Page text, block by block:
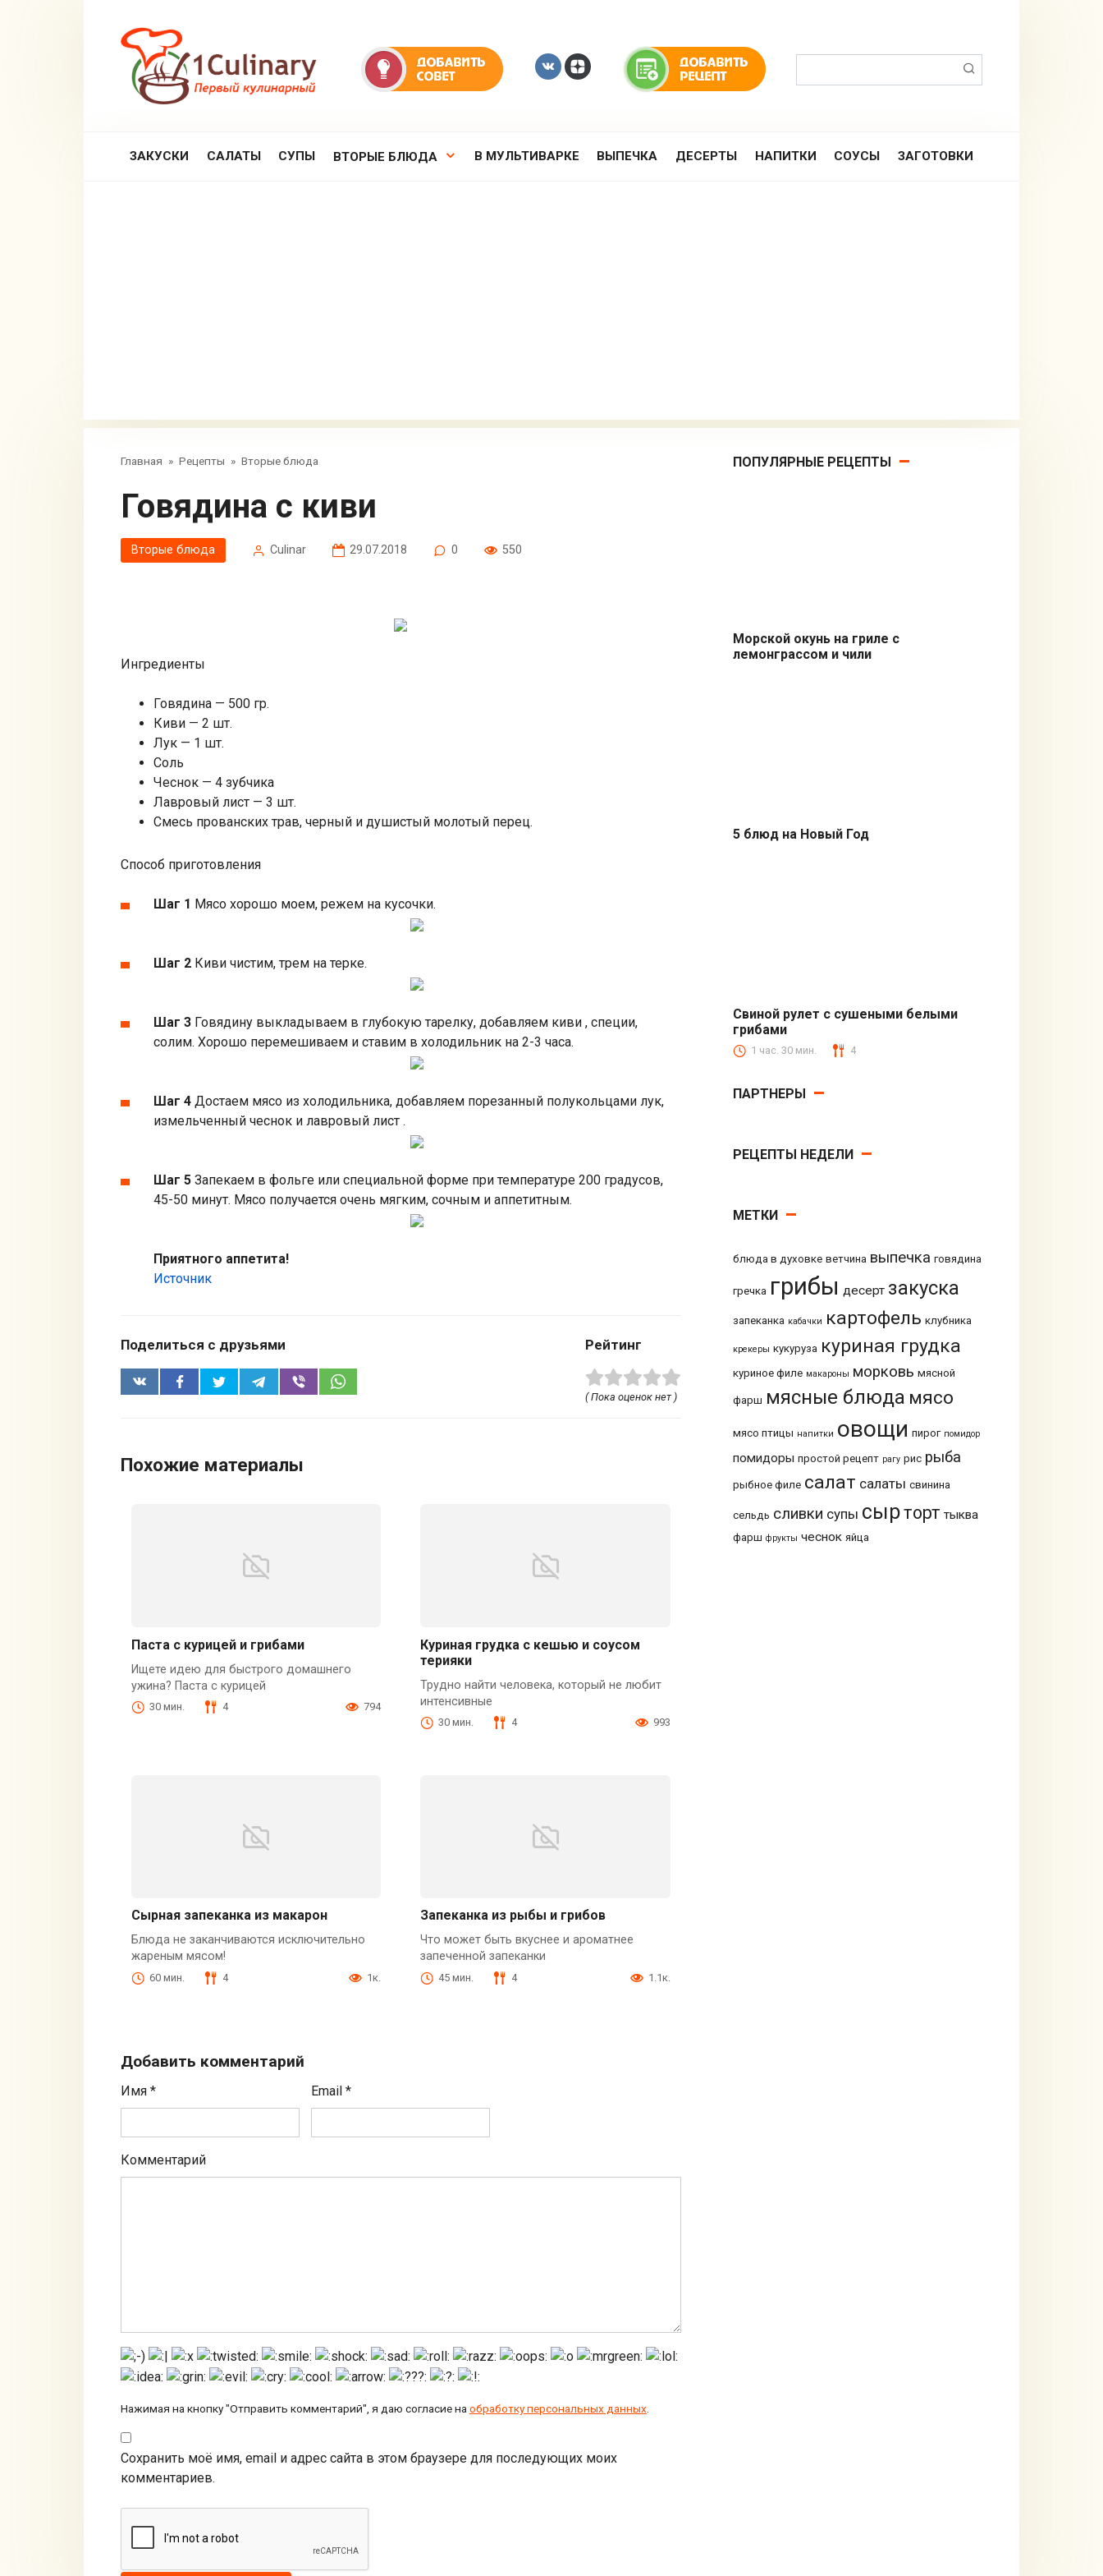
ЗАКУСКИ САЛАТЫ СУПЫ ВТОРЫЕ БЛЮДА В МУЛЬТИВАРКЕ ВЫПЕЧКА ДЕСЕРТЫ НАПИТКИ СОУСЫ ЗАГОТОВКИ
Главная » Рецепты » Вторые блюда
Говядина с киви
Вторые блюда Сulinar 29.07.2018 0 550
Ингредиенты
Говядина — 500 гр.
Киви — 2 шт.
Лук — 1 шт.
Соль
Чеснок — 4 зубчика
Лавровый лист — 3 шт.
Смесь прованских трав, черный и душистый молотый перец.
Способ приготовления
Шаг 1 Мясо хорошо моем, режем на кусочки.
Шаг 2 Киви чистим, трем на терке.
Шаг 3 Говядину выкладываем в глубокую тарелку, добавляем киви , специи,
солим. Хорошо перемешиваем и ставим в холодильник на 2-3 часа.
Шаг 4 Достаем мясо из холодильника, добавляем порезанный полукольцами лук,
измельченный чеснок и лавровый лист .
Шаг 5 Запекаем в фольге или специальной форме при температуре 200 градусов,
45-50 минут. Мясо получается очень мягким, сочным и аппетитным.
Приятного аппетита!
Источник
Поделиться с друзьями Рейтинг
( Пока оценок нет )
Похожие материалы
Паста с курицей и грибами
Ищете идею для быстрого домашнего
ужина? Паста с курицей
30 мин. 4 794
Куриная грудка с кешью и соусом
терияки
Трудно найти человека, который не любит
интенсивные
30 мин. 4 993
Сырная запеканка из макарон
Блюда не заканчиваются исключительно
жареным мясом!
60 мин. 4 1к.
Запеканка из рыбы и грибов
Что может быть вкуснее и ароматнее
запеченной запеканки
45 мин. 4 1.1к.
Добавить комментарий
Имя * Email*
Комментарий
Нажимая на кнопку "Отправить комментарий", я даю согласие на обработку персональных данных
Сохранить моё имя, email и адрес сайта в этом браузере для последующих моих
комментариев.
ПОПУЛЯРНЫЕ РЕЦЕПТЫ
Из рыбы
Морской окунь на гриле с
лемонграссом и чили
5 блюд на Новый Год
Вторые блюда
Свиной рулет с сушеными белыми
грибами
1 час. 30 мин. 4
ПАРТНЕРЫ
РЕЦЕПТЫ НЕДЕЛИ
МЕТКИ
блюда в духовке ветчина выпечка говядина
гречка грибы десерт закуска
запеканка кабачки картофель клубника
крекеры кукуруза куриная грудка
куриное филе макароны морковь мясной
фарш мясные блюда мясо
мясо птицы напитки овощи пирог помидор
помидоры простой рецепт рагу рис рыба
рыбное филе салат салаты свинина
сельдь сливки супы сырторт тыква
фарш фрукты чеснок яйца